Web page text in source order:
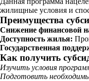
жилищные условия и
Преимущества
Снижение финансовой
Доступность жилья:
Государственная
Как получить
Изучить условия
Подготовить